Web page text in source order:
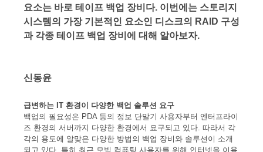
요소는 바로 테이프 백업 장비다. 이번에는 스토리지
시스템의 가장 기본적인 요소인 디스크의 RAID 구성
과 각종 테이프 백업 장비에 대해 알아보자.
신동윤
급변하는 IT 환경이 다양한 백업 솔루션 요구
백업의 필요성은 PDA 등의 정보 단말기 사용자부터 엔터프라이
즈 환경의 서버까지 다양한 환경에서 요구되고 있다. 따라서 각
각의 용도에 알맞은 다양한 방법의 백업 장비와 솔루션이 소개
되고 있다. 특히 최근 모빌 컴퓨팅 사용자를 위해 인터넷을 이용